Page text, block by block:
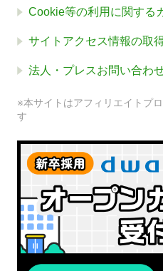
Cookie等の利用に関する
サイトアクセス情報の取
法人・プレスお問い合わ
※本サイトはアフィリエイトプ
す